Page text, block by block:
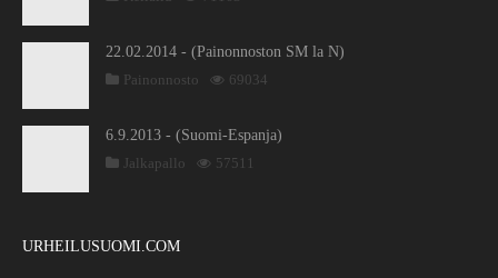
22.02.2014 - (Painonnoston SM la N)
Painonnosto
69034
6.9.2013 - (Suomi-Espanja)
Jalkapallo
57511
URHEILUSUOMI.COM